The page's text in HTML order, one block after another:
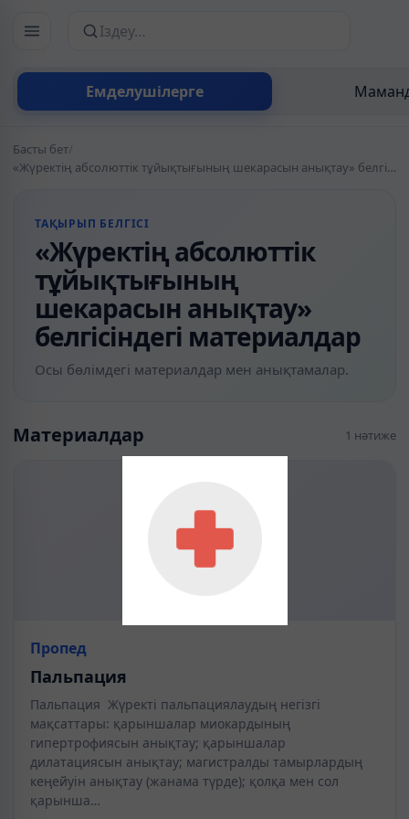
Емделушілерге
Сайттан іздеу
Басты бет/
«Жүректің абсолюттік тұйықтығының шекарасын анықтау» белгісіндегі материалдар
ТАҚЫРЫП БЕЛГІСІ
«Жүректің абсолюттік
тұйықтығының
шекарасын анықтау»
белгісіндегі материалдар
Осы бөлімдегі материалдар мен анықтамалар.
Материалдар 1 нәтиже
Пропед
Пальпация
Пальпация Жүректі пальпациялаудың негізгі
мақсаттары: қарыншалар миокардының
гипертрофиясын анықтау; қарыншалар
дилатациясын анықтау; магистралды тамырлардың
кеңейуін анықтау (жанама түрде); қолқа мен сол
қарынша…